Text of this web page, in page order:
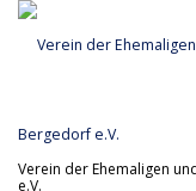
Zum
Verein der Ehemaligen
e.V.